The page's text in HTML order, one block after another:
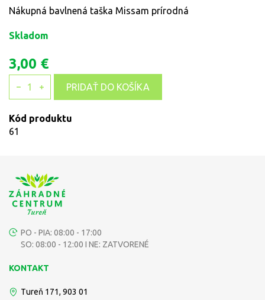
Nákupná bavlnená taška Missam prírodná
Skladom
3,00 €
1 PRIDAŤ DO KOŠÍKA
Kód produktu
61
PO - PIA: 08:00 - 17:00
SO: 08:00 - 12:00 I NE: ZATVORENÉ
KONTAKT
Tureň 171, 903 01